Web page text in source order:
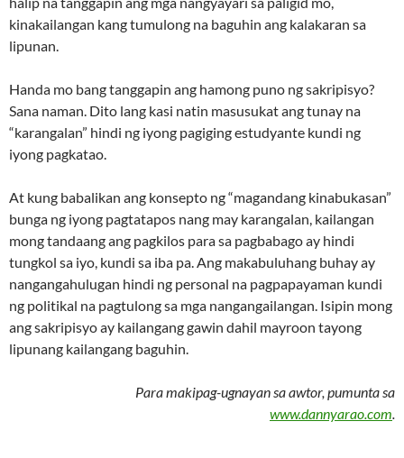
kinakailangan kang tumulong na baguhin ang kalakaran sa
lipunan.
Handa mo bang tanggapin ang hamong puno ng sakripisyo?
Sana naman. Dito lang kasi natin masusukat ang tunay na
“karangalan” hindi ng iyong pagiging estudyante kundi ng
iyong pagkatao.
At kung babalikan ang konsepto ng “magandang kinabukasan”
bunga ng iyong pagtatapos nang may karangalan, kailangan
mong tandaang ang pagkilos para sa pagbabago ay hindi
tungkol sa iyo, kundi sa iba pa. Ang makabuluhang buhay ay
nangangahulugan hindi ng personal na pagpapayaman kundi
ng politikal na pagtulong sa mga nangangailangan. Isipin mong
ang sakripisyo ay kailangang gawin dahil mayroon tayong
lipunang kailangang baguhin.
Para makipag-ugnayan sa awtor, pumunta sa
www.dannyarao.com.